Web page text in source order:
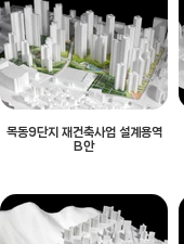
목동9단지 재건축사업 설계용역
B안